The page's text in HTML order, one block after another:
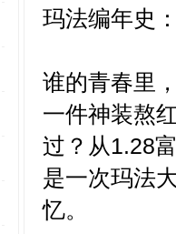
玛法编年史
谁的青春里
一件神装熬
过？从1.28
是一次玛法
忆。